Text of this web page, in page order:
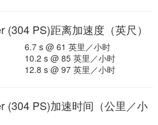
PS)距离加速度（英尺）
6.7 s @ 61 英里／小时
10.2 s @ 85 英里／小时
12.8 s @ 97 英里／小时
(304 PS)加速时间（公里／小